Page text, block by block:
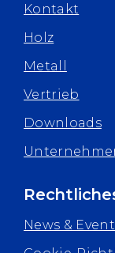
Kontakt
Holz
Metall
Vertrieb
Downloads
News &